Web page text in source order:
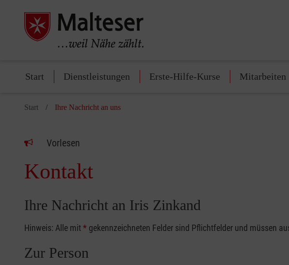
Start Dienstleistungen Erste-Hilfe-Kurse Mitarbeiten
Start Ihre Nachricht an uns
Vorlesen
Kontakt
Ihre Nachricht an Iris Zinkand
Hinweis: Alle mit* gekennzeichneten Felder sind Pflichtfelder und müssen
Zur Person